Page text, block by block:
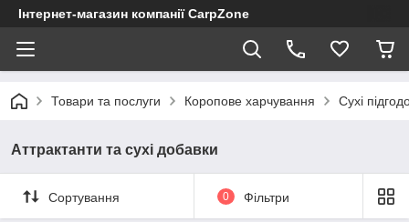
Інтернет-магазин компанії CarpZone
Товари та послуги Коропове харчування Сухі
Аттрактанти та сухі добавки
Сортування 0 Фільтри